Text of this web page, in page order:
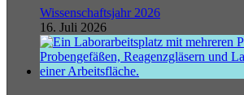
Wissenschaftsjahr 2026
16. Juli 2026